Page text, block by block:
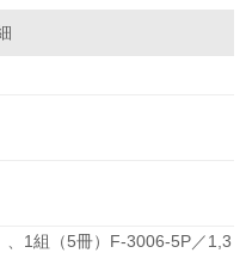
1組（5冊）F-3006-5P／1,3